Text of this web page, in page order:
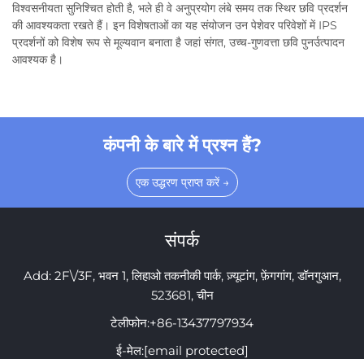
विश्वसनीयता सुनिश्चित होती है, भले ही वे अनुप्रयोग लंबे समय तक स्थिर छवि प्रदर्शन
की आवश्यकता रखते हैं। इन विशेषताओं का यह संयोजन उन पेशेवर परिवेशों में IPS
प्रदर्शनों को विशेष रूप से मूल्यवान बनाता है जहां संगत, उच्च-गुणवत्ता छवि पुनर्उत्पादन
आवश्यक है।
कंपनी के बारे में प्रश्न हैं?
एक उद्धरण प्राप्त करें →
संपर्क
Add: 2F\/3F, भवन 1, लिहाओ तकनीकी पार्क, ज़्यूटांग, फ़ेंगगांग, डॉनगुआन,
523681, चीन
टेलीफोन:+86-13437797934
ई-मेल:[email protected]